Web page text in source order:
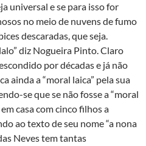
universal e se para isso for
no meio de nuvens de fumo
descaradas, que seja.
diz Nogueira Pinto. Claro
por décadas e já não
ainda a “moral laica” pela sua
se que se não fosse a “moral
casa com cinco filhos a
ao texto de seu nome “a nona
Neves tem tantas